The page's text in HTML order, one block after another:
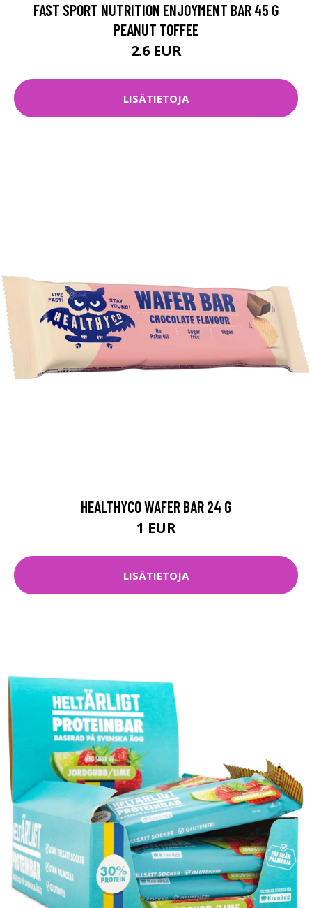
FAST SPORT NUTRITION ENJOYMENT BAR 45 G
PEANUT TOFFEE
2.6 EUR
LISÄTIETOJA
HEALTHYCO WAFER BAR 24 G
1 EUR
LISÄTIETOJA